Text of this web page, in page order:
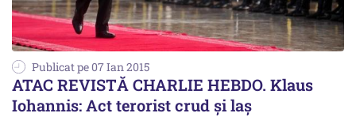
Publicat pe 07 Ian 2015
ATAC REVISTĂ CHARLIE HEBDO. Klaus
Iohannis: Act terorist crud și laș